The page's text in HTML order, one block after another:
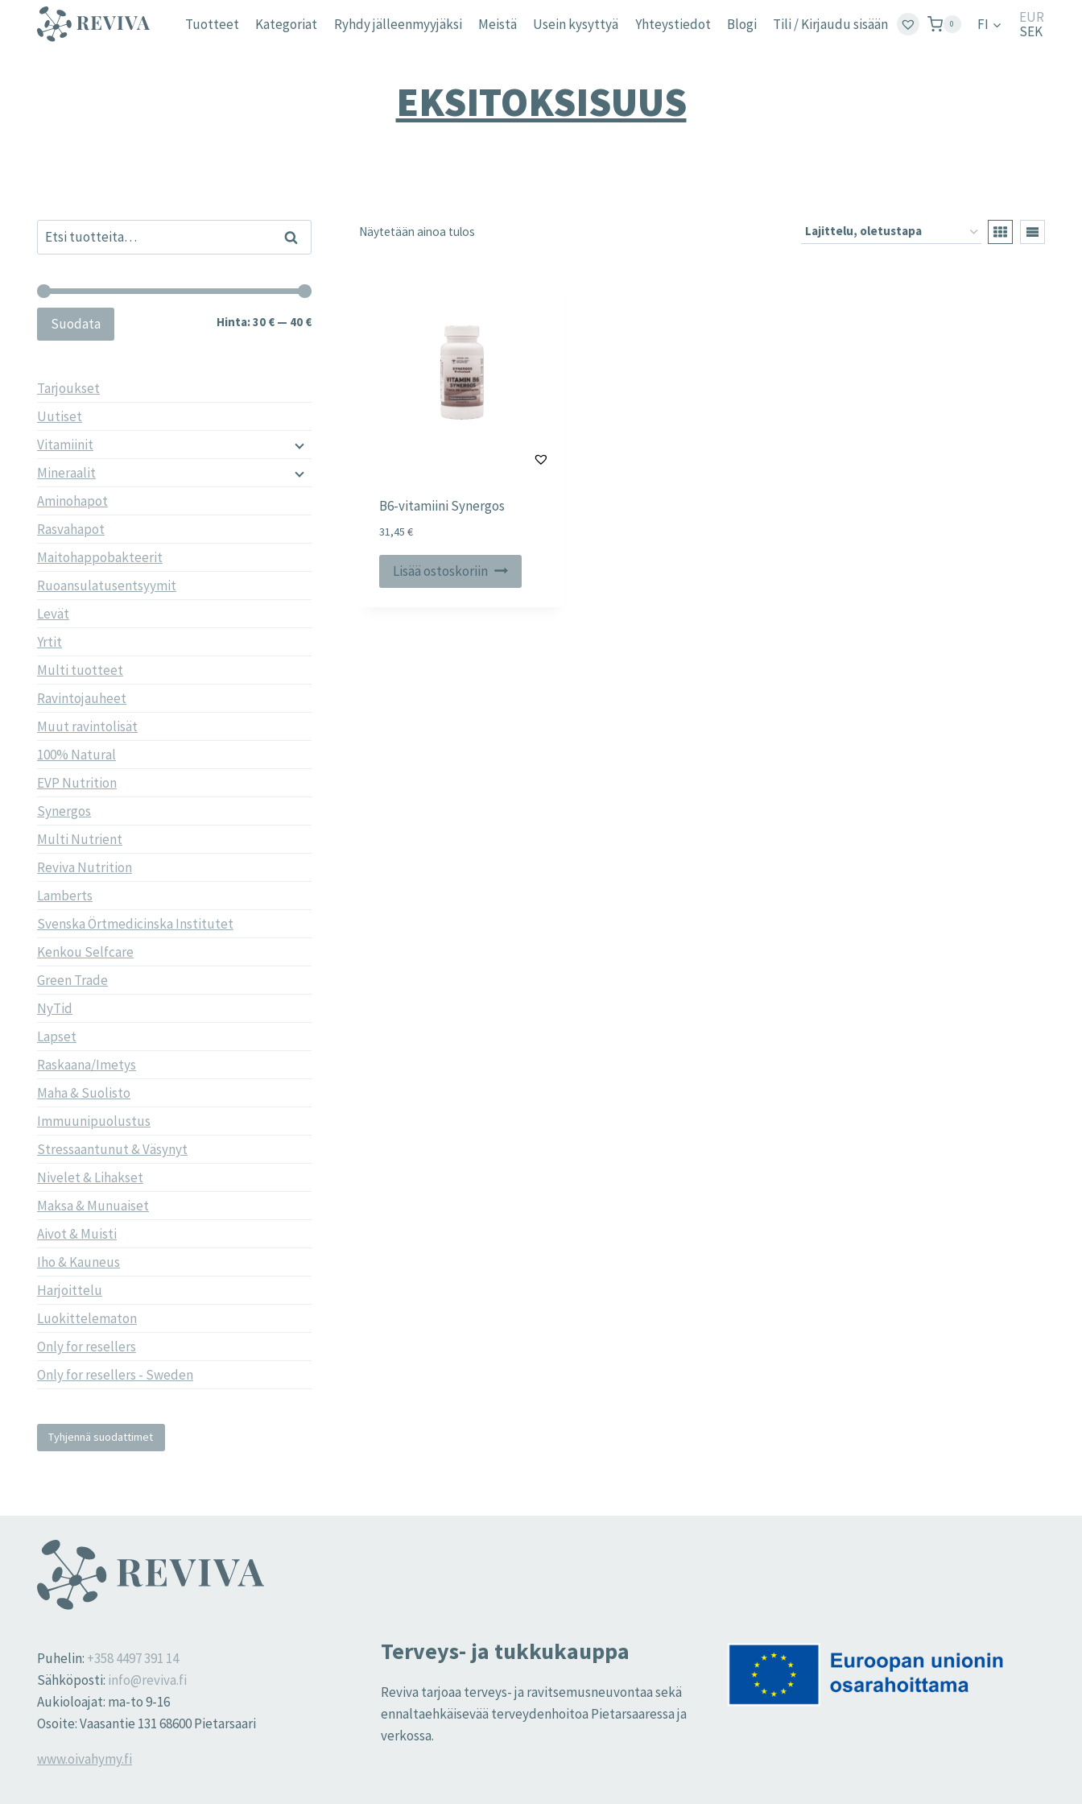
sisältöön
Tuotteet Kategoriat Ryhdy jälleenmyyjäksi Meistä Usein kysyttyä Yhteystiedot Blogi Tili / Kirjaudu sisään 0 FI
EUR
SEK
EKSITOKSISUUS
Näytetään ainoa tulos
B6-vitamiini Synergos
31,45 €
Lisää ostoskoriin
Etsi: Haku
Minimihinta
Maksimihinta
Suodata Hinta:30 €— 40 €
Tarjoukset
Uutiset
Vitamiinit
Mineraalit
Aminohapot
Rasvahapot
Maitohappobakteerit
Ruoansulatusentsyymit
Levät
Yrtit
Multi tuotteet
Ravintojauheet
Muut ravintolisät
100% Natural
EVP Nutrition
Synergos
Multi Nutrient
Reviva Nutrition
Lamberts
Svenska Örtmedicinska Institutet
Kenkou Selfcare
Green Trade
NyTid
Lapset
Raskaana/Imetys
Maha & Suolisto
Immuunipuolustus
Stressaantunut & Väsynyt
Nivelet & Lihakset
Maksa & Munuaiset
Aivot & Muisti
Iho & Kauneus
Harjoittelu
Luokittelematon
Only for resellers
Only for resellers - Sweden
Tyhjennä suodattimet
Puhelin: +358 4497 391 14
Sähköposti: info@reviva.fi
Aukioloajat: ma-to 9-16
Osoite: Vaasantie 131 68600 Pietarsaari
www.oivahymy.fi
Terveys- ja tukkukauppa
Reviva tarjoaa terveys- ja ravitsemusneuvontaa sekä
ennaltaehkäisevää terveydenhoitoa Pietarsaaressa ja
verkossa.